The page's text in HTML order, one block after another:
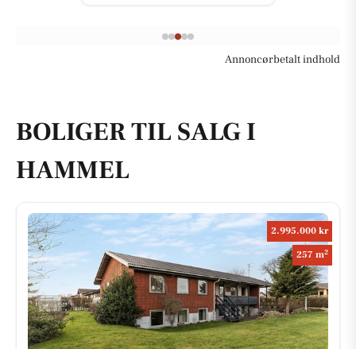
Annoncørbetalt indhold
BOLIGER TIL SALG I
HAMMEL
2.995.000 kr
257 m2